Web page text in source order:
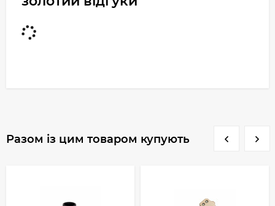
Разом із цим товаром купують